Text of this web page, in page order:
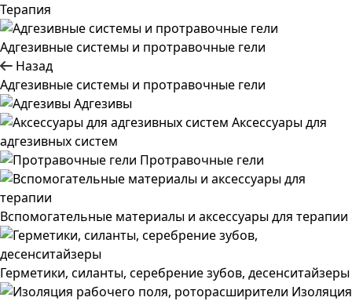
Терапия
Адгезивные системы и протравочные гели
Назад
Адгезивные системы и протравочные гели
Адгезивы
Аксессуары для
адгезивных систем
Протравочные гели
Вспомогательные материалы и аксессуары для терапии
Герметики, силанты, серебрение зубов, десенситайзеры
Изоляция